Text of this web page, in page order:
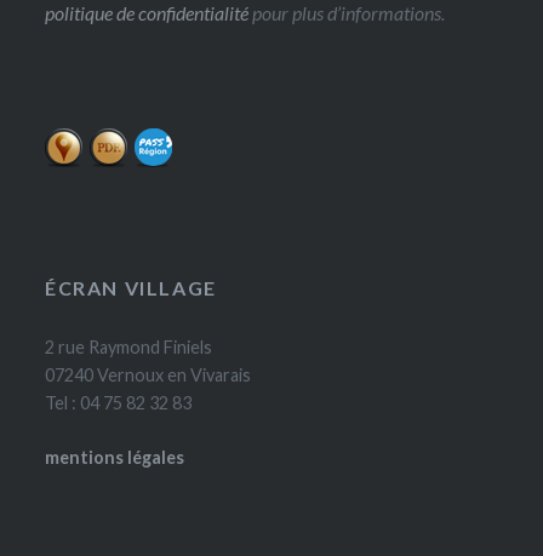
politique de confidentialité pour plus d’informations.
ÉCRAN VILLAGE
2 rue Raymond Finiels
07240 Vernoux en Vivarais
Tel : 04 75 82 32 83
mentions légales